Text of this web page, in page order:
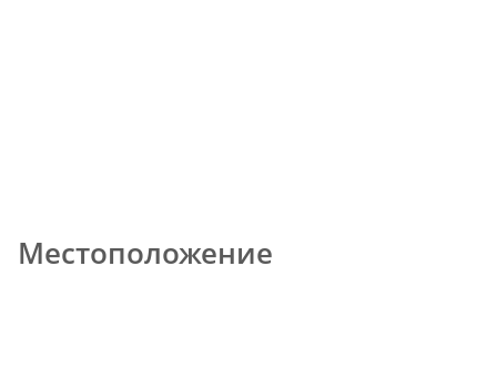
Местоположение